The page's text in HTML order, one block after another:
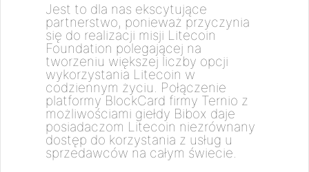
Jest to dla nas ekscytujące
partnerstwo, ponieważ przyczynia
się do realizacji misji Litecoin
Foundation polegającej na
tworzeniu większej liczby opcji
wykorzystania Litecoin w
codziennym życiu. Połączenie
platformy BlockCard firmy Ternio z
możliwościami giełdy Bibox daje
posiadaczom Litecoin niezrównany
dostęp do korzystania z usług u
sprzedawców na całym świecie.